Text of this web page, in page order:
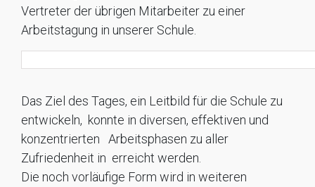
Vertreter der übrigen Mitarbeiter zu einer
Arbeitstagung in unserer Schule.
Das Ziel des Tages, ein Leitbild für die Schule zu
entwickeln, konnte in diversen, effektiven und
konzentrierten Arbeitsphasen zu aller
Zufriedenheit in erreicht werden.
Die noch vorläufige Form wird in weiteren